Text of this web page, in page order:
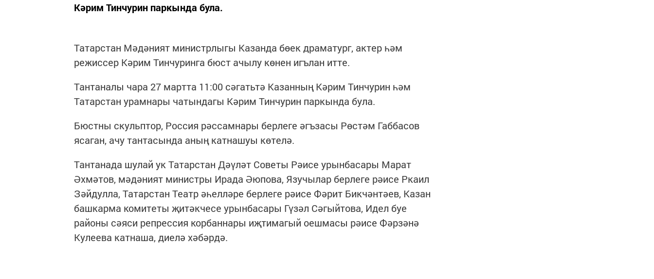
Кәрим Тинчурин паркында була.
Татарстан Мәдәният министрлыгы Казанда бөек драматург, актер һәм
режиссер Кәрим Тинчуринга бюст ачылу көнен игълан итте.
Тантаналы чара 27 мартта 11:00 сәгатьтә Казанның Кәрим Тинчурин һәм
Татарстан урамнары чатындагы Кәрим Тинчурин паркында була.
Бюстны скульптор, Россия рәссамнары берлеге әгъзасы Рөстәм Габбасов
ясаган, ачу тантасында аның катнашуы көтелә.
Тантанада шулай ук Татарстан Дәүләт Советы Рәисе урынбасары Марат
Әхмәтов, мәдәният министры Ирада Әюпова, Язучылар берлеге рәисе Ркаил
Зәйдулла, Татарстан Театр әһелләре берлеге рәисе Фәрит Бикчәнтәев, Казан
башкарма комитеты җитәкчесе урынбасары Гүзәл Сәгыйтова, Идел буе
районы сәяси репрессия корбаннары иҗтимагый оешмасы рәисе Фәрзәнә
Кулеева катнаша, диелә хәбәрдә.